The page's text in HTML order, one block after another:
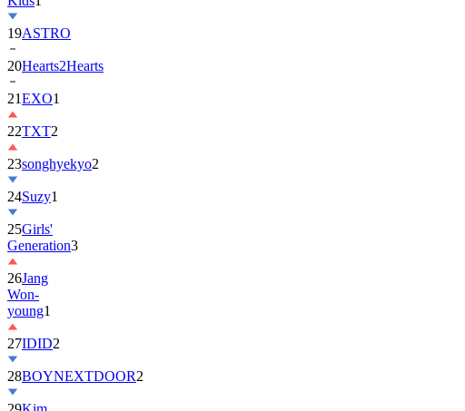
19ASTRO
20Hearts2Hearts
21EXO1
22TXT2
23songhyekyo2
24Suzy1
25Girls'
Generation3
26Jang
Won-
young1
27IDID2
28BOYNEXTDOOR2